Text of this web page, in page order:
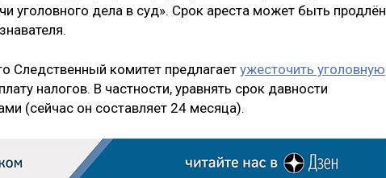
уголовного дела в суд». Срок ареста может быть продлён
Следственный комитет предлагает ужесточить уголовную
налогов. В частности, уравнять срок давности
(сейчас он составляет 24 месяца).